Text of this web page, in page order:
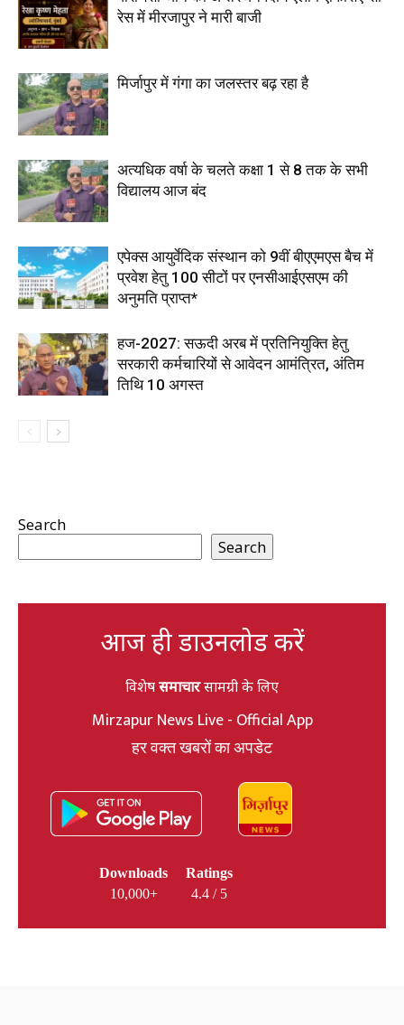
रेस में मीरजापुर ने मारी बाजी
मिर्जापुर में गंगा का जलस्तर बढ़ रहा है
अत्यधिक वर्षा के चलते कक्षा 1 से 8 तक के सभी
विद्यालय आज बंद
एपेक्स आयुर्वेदिक संस्थान को 9वीं बीएएमएस बैच में
प्रवेश हेतु 100 सीटों पर एनसीआईएसएम की
अनुमति प्राप्त*
हज-2027: सऊदी अरब में प्रतिनियुक्ति हेतु
सरकारी कर्मचारियों से आवेदन आमंत्रित, अंतिम
तिथि 10 अगस्त
Search
Search
आज ही डाउनलोड करें
विशेषसमाचारसामग्री के लिए
Mirzapur News Live - Official App
हर वक्त खबरों का अपडेट
Downloads
10,000+
Ratings
4.4 / 5